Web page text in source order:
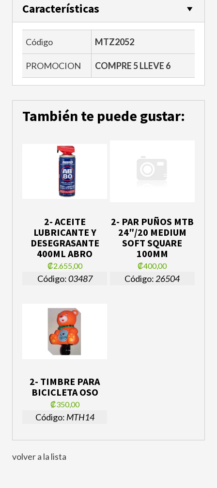
Características
Código MTZ2052
PROMOCION COMPRE 5 LLEVE 6
También te puede gustar:
2- ACEITE
LUBRICANTE Y
DESEGRASANTE
400ML ABRO
₡2.655,00
Código:03487
2- PAR PUÑOS MTB
24″/20 MEDIUM
SOFT SQUARE
100MM
₡400,00
Código: 26504
2- TIMBRE PARA
BICICLETA OSO
₡350,00
Código: MTH14
volver a la lista